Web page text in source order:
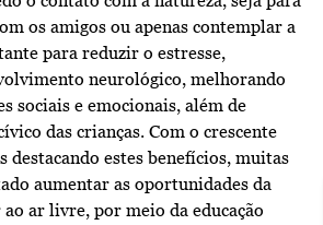
os amigos ou apenas contemplar a
para reduzir o estresse,
neurológico, melhorando
sociais e emocionais, além de
das crianças. Com o crescente
destacando estes benefícios, muitas
aumentar as oportunidades da
ar livre, por meio da educação